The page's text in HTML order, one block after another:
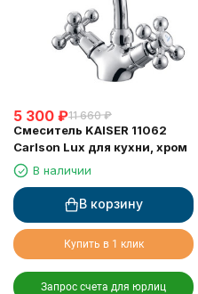
5 300 ₽11 660 ₽
Смеситель KAISER 11062
Carlson Lux для кухни, хром
В наличии
В корзину
Купить в 1 клик
Запрос счета для юрлиц